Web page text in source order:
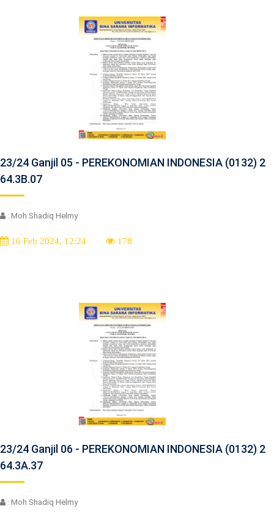
23/24 Ganjil 05 - PEREKONOMIAN INDONESIA (0132) 2
64.3B.07
: Moh Shadiq Helmy
16 Feb 2024, 12:24 178
23/24 Ganjil 06 - PEREKONOMIAN INDONESIA (0132) 2
64.3A.37
: Moh Shadiq Helmy